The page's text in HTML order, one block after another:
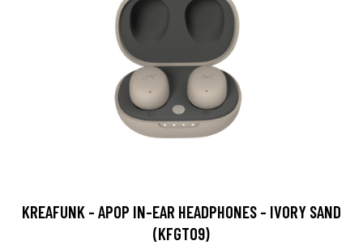
KREAFUNK - APOP IN-EAR HEADPHONES - IVORY SAND
(KFGT09)